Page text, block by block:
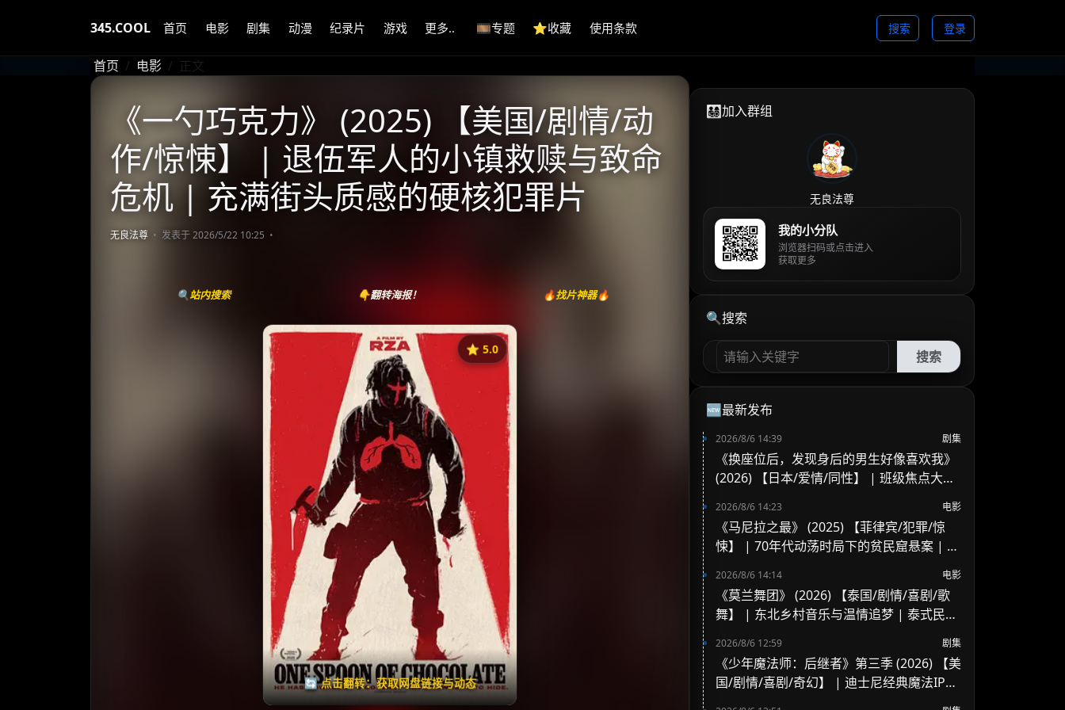
345.COOL 首页 电影 剧集 动漫 纪录片 游戏 更多.. 🎞️专题 ⭐️收藏 使用条款 搜索 登录
首页 电影 正文
《一勺巧克力》 (2025) 【美国/剧情/动
作/惊悚】 | 退伍军人的小镇救赎与致命
危机 | 充满街头质感的硬核犯罪片
无良法尊 发表于 2026/5/22 10:25
🔍站内搜索 👇翻转海报！ 🔥找片神器🔥
⭐️ 5.0
🔄 点击翻转：获取网盘链接与动态
《One Spoon of Chocolate》
⭐️ 评分：5.0 | 🎬 2026年
夸克网盘
百度网盘
失效请反馈
🧧️
天天领红包
👨‍👩‍👧‍👦加入群组
无良法尊
我的小分队
浏览器扫码或点击进入
获取更多
🔍搜索
搜索
🆕最新发布
2026/8/6 14:39 剧集
《换座位后，发现身后的男生好像喜欢我》
(2026) 【日本/爱情/同性】 | 班级焦点大帅
高甜校园BL
2026/8/6 14:23 电影
《马尼拉之最》 (2025) 【菲律宾/犯罪/惊
悚】 | 70年代动荡时局下的贫民窟悬案 | 菲
2026/8/6 14:14 电影
《莫兰舞团》 (2026) 【泰国/剧情/喜剧/歌
舞】 | 东北乡村音乐与温情追梦 | 泰式民谣
2026/8/6 12:59 剧集
《少年魔法师：后继者》第三季 (2026) 【美
国/剧情/喜剧/奇幻】 | 迪士尼经典魔法IP终